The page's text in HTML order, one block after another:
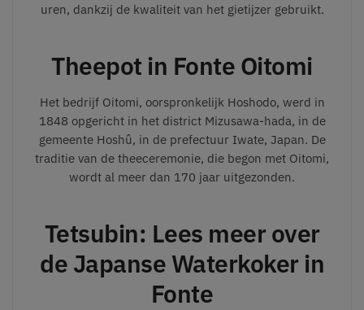
uren, dankzij de kwaliteit van het gietijzer gebruikt.
Theepot in Fonte Oitomi
Het bedrijf Oitomi, oorspronkelijk Hoshodo, werd in
1848 opgericht in het district Mizusawa-hada, in de
gemeente Hoshû, in de prefectuur Iwate, Japan. De
traditie van de theeceremonie, die begon met Oitomi,
wordt al meer dan 170 jaar uitgezonden.
Tetsubin: Lees meer over
de Japanse Waterkoker in
Fonte